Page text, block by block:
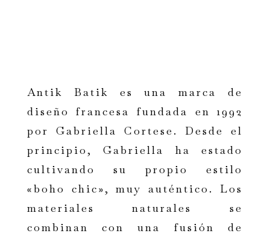
Antik Batik es una marca de
diseño francesa fundada en 1992
por Gabriella Cortese. Desde el
principio, Gabriella ha estado
cultivando su propio estilo
«boho chic», muy auténtico. Los
materiales naturales se
combinan con una fusión de